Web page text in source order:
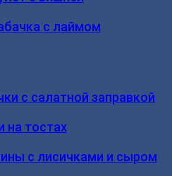
с лаймом
с салатной заправкой
на тостах
с лисичками и сыром